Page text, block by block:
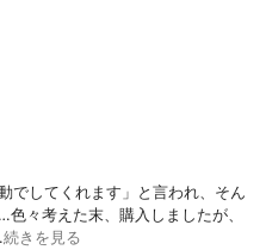
でしてくれます」と言われ、そん
々考えた末、購入しましたが、
続きを見る